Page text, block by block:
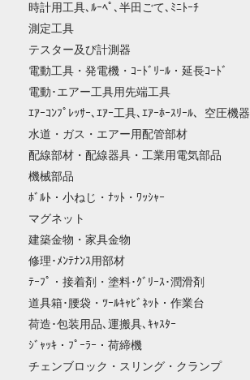
時計用工具､ﾙｰﾍﾟ､半田ごて､ﾐﾆﾄｰﾁ
測定工具
テスター及び計測器
電動工具・発電機・ｺｰﾄﾞﾘｰﾙ・延長ｺｰﾄﾞ
電動･エアー工具用先端工具
ｴｱｰｺﾝﾌﾟﾚｯｻｰ､ｴｱｰ工具､ｴｱｰﾎｰｽﾘｰﾙ、空圧機器
水道・ガス・エアー用配管部材
配線部材・配線器具・工業用電気部品
機械部品
ﾎﾞﾙﾄ・小ねじ・ﾅｯﾄ・ﾜｯｼｬｰ
マグネット
建築金物・家具金物
修理･ﾒﾝﾃﾅﾝｽ用部材
ﾃｰﾌﾟ・接着剤・塗料･ｸﾞﾘｰｽ･潤滑剤
道具箱･腰袋・ﾂｰﾙｷｬﾋﾞﾈｯﾄ・作業台
荷造･包装用品､運搬具､ｷｬｽﾀｰ
ｼﾞｬｯｷ・ﾌﾟｰﾗｰ・荷締機
チェンブロック・スリング・クランプ